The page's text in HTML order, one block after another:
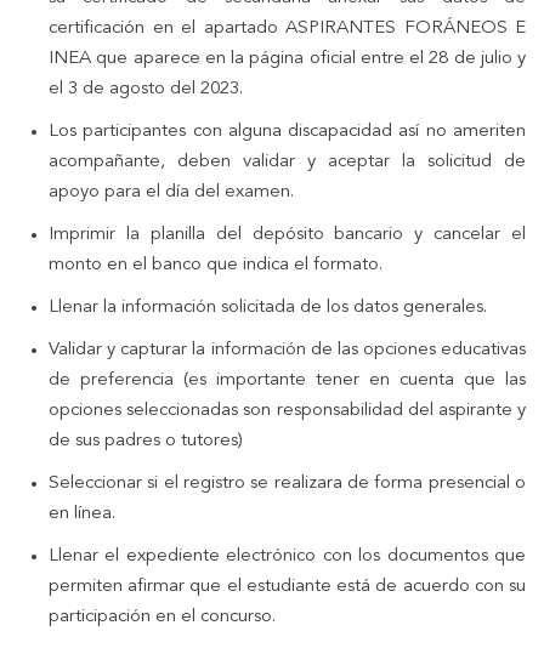
certificación en el apartado ASPIRANTES FORÁNEOS E
INEA que aparece en la página oficial entre el 28 de julio y
el 3 de agosto del 2023.
Los participantes con alguna discapacidad así no ameriten
acompañante, deben validar y aceptar la solicitud de
apoyo para el día del examen.
Imprimir la planilla del depósito bancario y cancelar el
monto en el banco que indica el formato.
Llenar la información solicitada de los datos generales.
Validar y capturar la información de las opciones educativas
de preferencia (es importante tener en cuenta que las
opciones seleccionadas son responsabilidad del aspirante y
de sus padres o tutores)
Seleccionar si el registro se realizara de forma presencial o
en línea.
Llenar el expediente electrónico con los documentos que
permiten afirmar que el estudiante está de acuerdo con su
participación en el concurso.